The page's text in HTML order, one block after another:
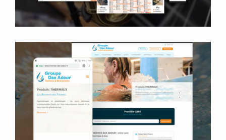
Groupe Dax Adour
Site internet
Rédaction